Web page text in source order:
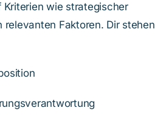
Kriterien wie strategischer
Faktoren. Dir stehen